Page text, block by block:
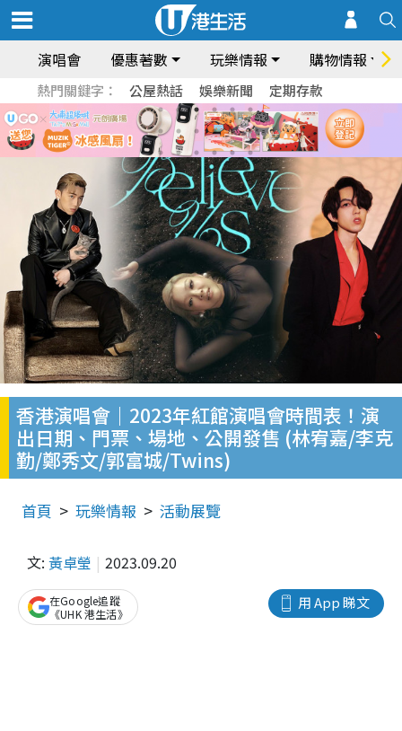
演唱會 優惠著數 玩樂情報 購物情報
熱門關鍵字： 公屋熱話 娛樂新聞 定期存款
香港演唱會｜2023年紅館演唱會時間表！演
出日期、門票、場地、公開發售 (林宥嘉/李克
勤/鄭秀文/郭富城/Twins)
首頁 玩樂情報 活動展覽
文: 黃卓瑩 2023.09.20
用 App 睇文
在Google追蹤
《UHK 港生活》